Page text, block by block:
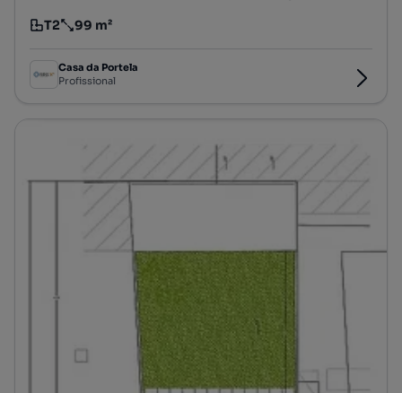
Tipologia
T2
Preço por metro quadrado
99 m²
Casa da Portela
Profissional